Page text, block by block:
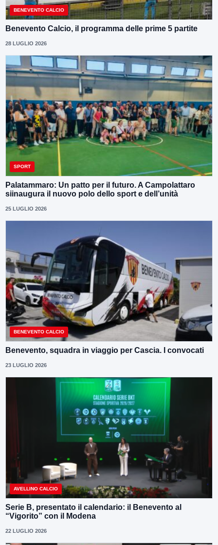
BENEVENTO CALCIO
Benevento Calcio, il programma delle prime 5 partite
28 LUGLIO 2026
SPORT
Palatammaro: Un patto per il futuro. A Campolattaro
siinaugura il nuovo polo dello sport e dell’unità
25 LUGLIO 2026
BENEVENTO CALCIO
Benevento, squadra in viaggio per Cascia. I convocati
23 LUGLIO 2026
AVELLINO CALCIO
Serie B, presentato il calendario: il Benevento al
“Vigorito” con il Modena
22 LUGLIO 2026